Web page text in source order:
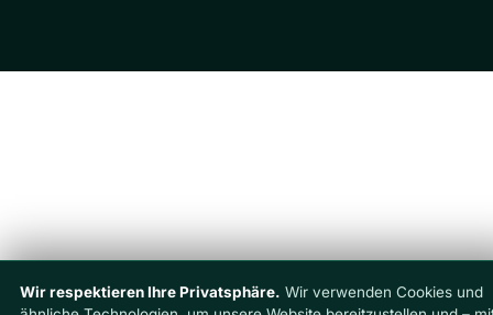
Wir respektieren Ihre Privatsphäre. Wir verwenden Cookies und